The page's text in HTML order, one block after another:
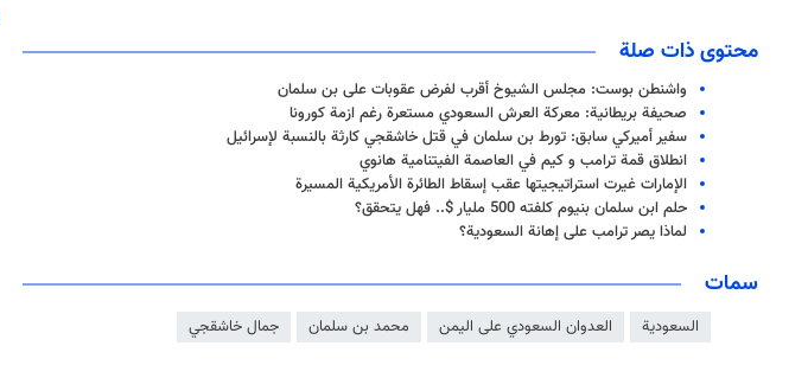
محتوى ذات صلة
واشنطن بوست: مجلس الشيوخ أقرب لفرض عقوبات على بن سلمان
صحيفة بريطانية: معركة العرش السعودي مستعرة رغم ازمة كورونا
سفير أميركي سابق: تورط بن سلمان في قتل خاشقجي كارثة بالنسبة لإسرائيل
انطلاق قمة ترامب و كيم في العاصمة الفيتنامية هانوي
الإمارات غيرت استراتيجيتها عقب إسقاط الطائرة الأمريكية المسيرة
حلم ابن سلمان بنيوم كلفته 500 مليار $.. فهل يتحقق؟
لماذا يصر ترامب على إهانة السعودية؟
سمات
السعودية العدوان السعودي على اليمن محمد بن سلمان جمال خاشقجي